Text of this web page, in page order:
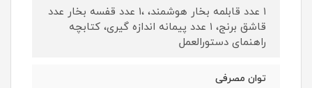
۱ عدد قابلمه بخار هوشمند، ،۱ عدد قفسه بخار عدد
قاشق برنج، ۱ عدد پیمانه اندازه گیری، کتابچه
راهنمای دستورالعمل
توان مصرفی